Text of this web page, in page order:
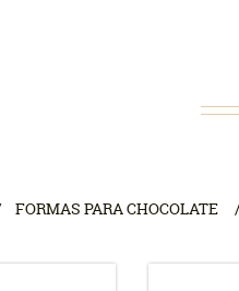
FORMAS PARA CHOCOLATE